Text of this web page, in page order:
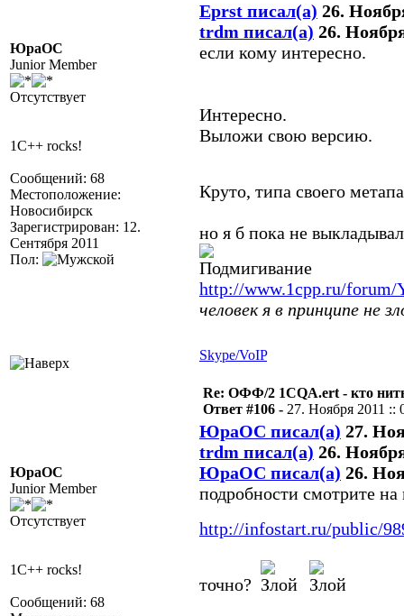
ЮраОС
Junior Member
Отсутствует
1C++ rocks!
Сообщений: 68
Местоположение:
Новосибирск
Зарегистрирован: 12.
Сентября 2011
Пол:
Eprst писал(а) 26.
trdm писал(а) 26.
если кому интересно.
Интересно.
Выложи свою версию.
Круто, типа своего
но я б пока не
http://www.1cpp.ru/forum/
человек я в принципе не
Skype/VoIP
ЮраОС
Junior Member
Отсутствует
1C++ rocks!
Сообщений: 68
Re: ОФФ/2 1CQA.ert - кто
Ответ #106 - 27. Ноября 2011 ::
ЮраОС писал(а) 27.
trdm писал(а) 26.
ЮраОС писал(а) 26.
подробности смотрите на
http://infostart.ru/public/
точно?